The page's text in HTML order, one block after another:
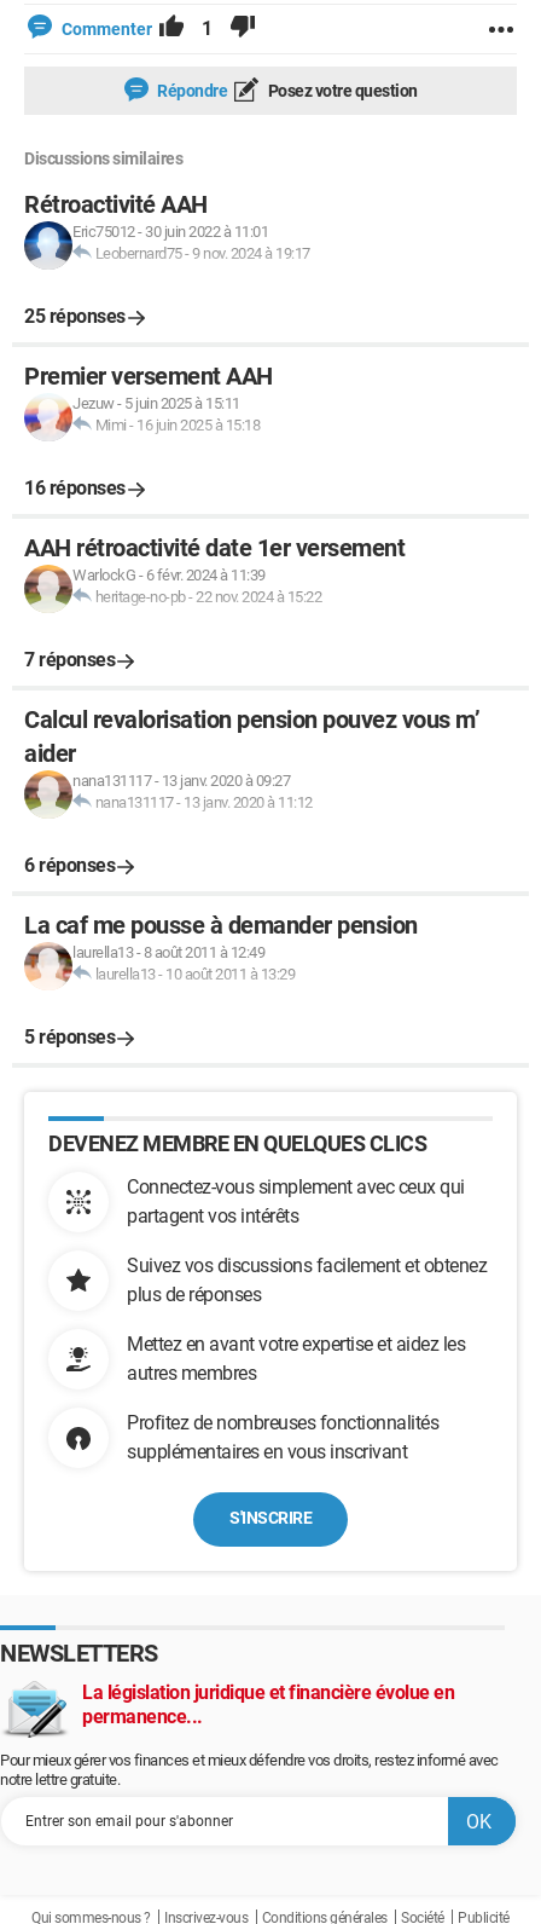
Commenter 1
Répondre Posez votre question
Discussions similaires
Rétroactivité AAH
Eric75012- 30 juin 2022 à 11:01
Leobernard75-9 nov. 2024 à 19:17
25 réponses
Premier versement AAH
Jezuw- 5 juin 2025 à 15:11
Mimi - 16 juin 2025 à 15:18
16 réponses
AAH rétroactivité date 1er versement
WarlockG - 6 févr. 2024 à 11:39
heritage-no-pb-22 nov. 2024 à 15:22
7 réponses
Calcul revalorisation pension pouvez vous m’
aider
nana131117- 13 janv. 2020 à 09:27
nana131117- 13 janv. 2020 à 11:12
6 réponses
La caf me pousse à demander pension
laurella13-8 août 2011 à 12:49
laurella13- 10 août 2011 à 13:29
5 réponses
DEVENEZ MEMBRE EN QUELQUES CLICS
Connectez-vous simplement avec ceux qui
partagent vos intérêts
Suivez vos discussions facilement et obtenez
plus de réponses
Mettez en avant votre expertise et aidez les
autres membres
Profitez de nombreuses fonctionnalités
supplémentaires en vous inscrivant
S'INSCRIRE
NEWSLETTERS
La législation juridique et financière évolue en
permanence...
Pour mieux gérer vos finances et mieux défendre vos droits, restez informé avec
notre lettre gratuite.
Qui sommes-nous ? Inscrivez-vous Conditions générales Société Publicité